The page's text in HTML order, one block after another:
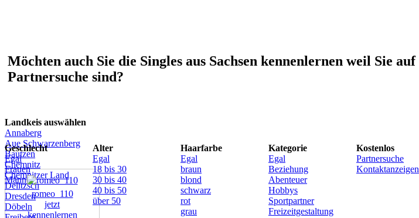
Möchten auch Sie die Singles aus Sachsen kennenlernen weil Sie auf
Partnersuche sind?
Landkeis auswählen
Annaberg
Aue Schwarzenberg
Bautzen
Chemnitz
Chemnitzer Land
Delitzsch
Dresden
Döbeln
Geschlecht
Egal
Frauen
Männer
Alter
Egal
18 bis 30
30 bis 40
40 bis 50
über 50
Haarfarbe
Egal
braun
blond
schwarz
rot
grau
Kategorie
Egal
Beziehung
Abenteuer
Hobbys
Sportpartner
Freizeitgestaltung
Kostenlos
Partnersuche
Kontaktanzeigen
romeo_110
jetzt
kennenlernen